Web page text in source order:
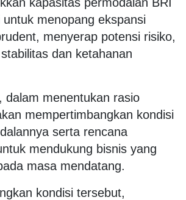
menopang ekspansi
menyerap potensi risiko,
dan ketahanan
dalam menentukan rasio
mempertimbangkan kondisi
serta rencana
mendukung bisnis yang
masa mendatang.
kondisi tersebut,